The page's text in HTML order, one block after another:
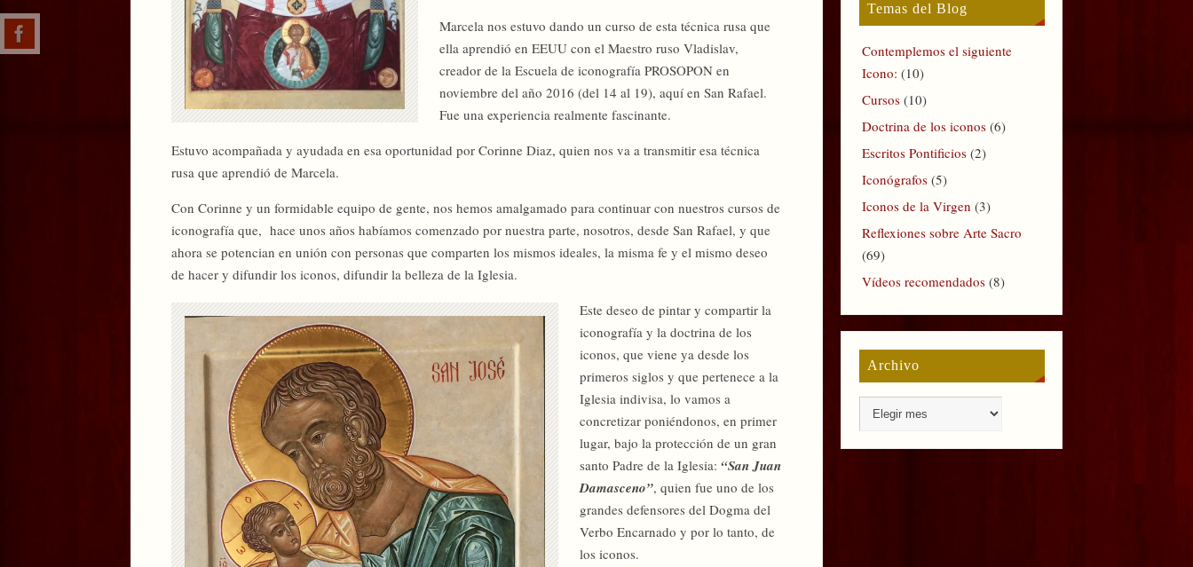
Marcela nos estuvo dando un curso de esta técnica rusa que
ella aprendió en EEUU con el Maestro ruso Vladislav,
creador de la Escuela de iconografía PROSOPON en
noviembre del año 2016 (del 14 al 19), aquí en San Rafael.
Fue una experiencia realmente fascinante.
Estuvo acompañada y ayudada en esa oportunidad por Corinne Diaz, quien nos va a transmitir esa técnica
rusa que aprendió de Marcela.
Con Corinne y un formidable equipo de gente, nos hemos amalgamado para continuar con nuestros cursos de
iconografía que, hace unos años habíamos comenzado por nuestra parte, nosotros, desde San Rafael, y que
ahora se potencian en unión con personas que comparten los mismos ideales, la misma fe y el mismo deseo
de hacer y difundir los iconos, difundir la belleza de la Iglesia.
Este deseo de pintar y compartir la
iconografía y la doctrina de los
iconos, que viene ya desde los
primeros siglos y que pertenece a la
Iglesia indivisa, lo vamos a
concretizar poniéndonos, en primer
lugar, bajo la protección de un gran
santo Padre de la Iglesia: “San Juan
Damasceno”, quien fue uno de los
grandes defensores del Dogma del
Verbo Encarnado y por lo tanto, de
los iconos.
Temas del Blog
Contemplemos el siguiente
Icono: (10)
Cursos(10)
Doctrina de los iconos(6)
Escritos Pontificios(2)
Iconógrafos(5)
Iconos de la Virgen (3)
Reflexiones sobre Arte Sacro
(69)
Vídeos recomendados(8)
Archivo